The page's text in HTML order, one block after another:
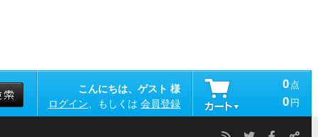
こんにちは、ゲスト 様
ログイン 、もしくは 会員登録
0 点
0 円